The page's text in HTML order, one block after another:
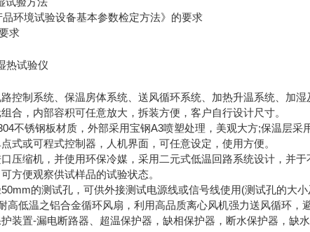
环境试验设备基本参数检定方法》的要求
求
控制系统、保温房体系统、送风循环系统、加热升温系统、加湿
合，内部容积可任意放大，拆装方便，客户自行设计尺寸。
不锈钢板材质，外部采用宝钢A3喷塑处理，美观大方;保温层采
式或可程式控制器，人机界面，可任意设定，使用方便。
压缩机，并使用环保冷媒，采用二元式低温回路系统设计，并
方便观察供试样品的试验状态。
的测试孔，可供外接测试电源线或信号线使用(测试孔的大小
高低温之铝合金循环风扇，利用高品质离心风机强力送风循环，
装置-漏电断路器、超温保护器，缺相保护器，断水保护器，缺